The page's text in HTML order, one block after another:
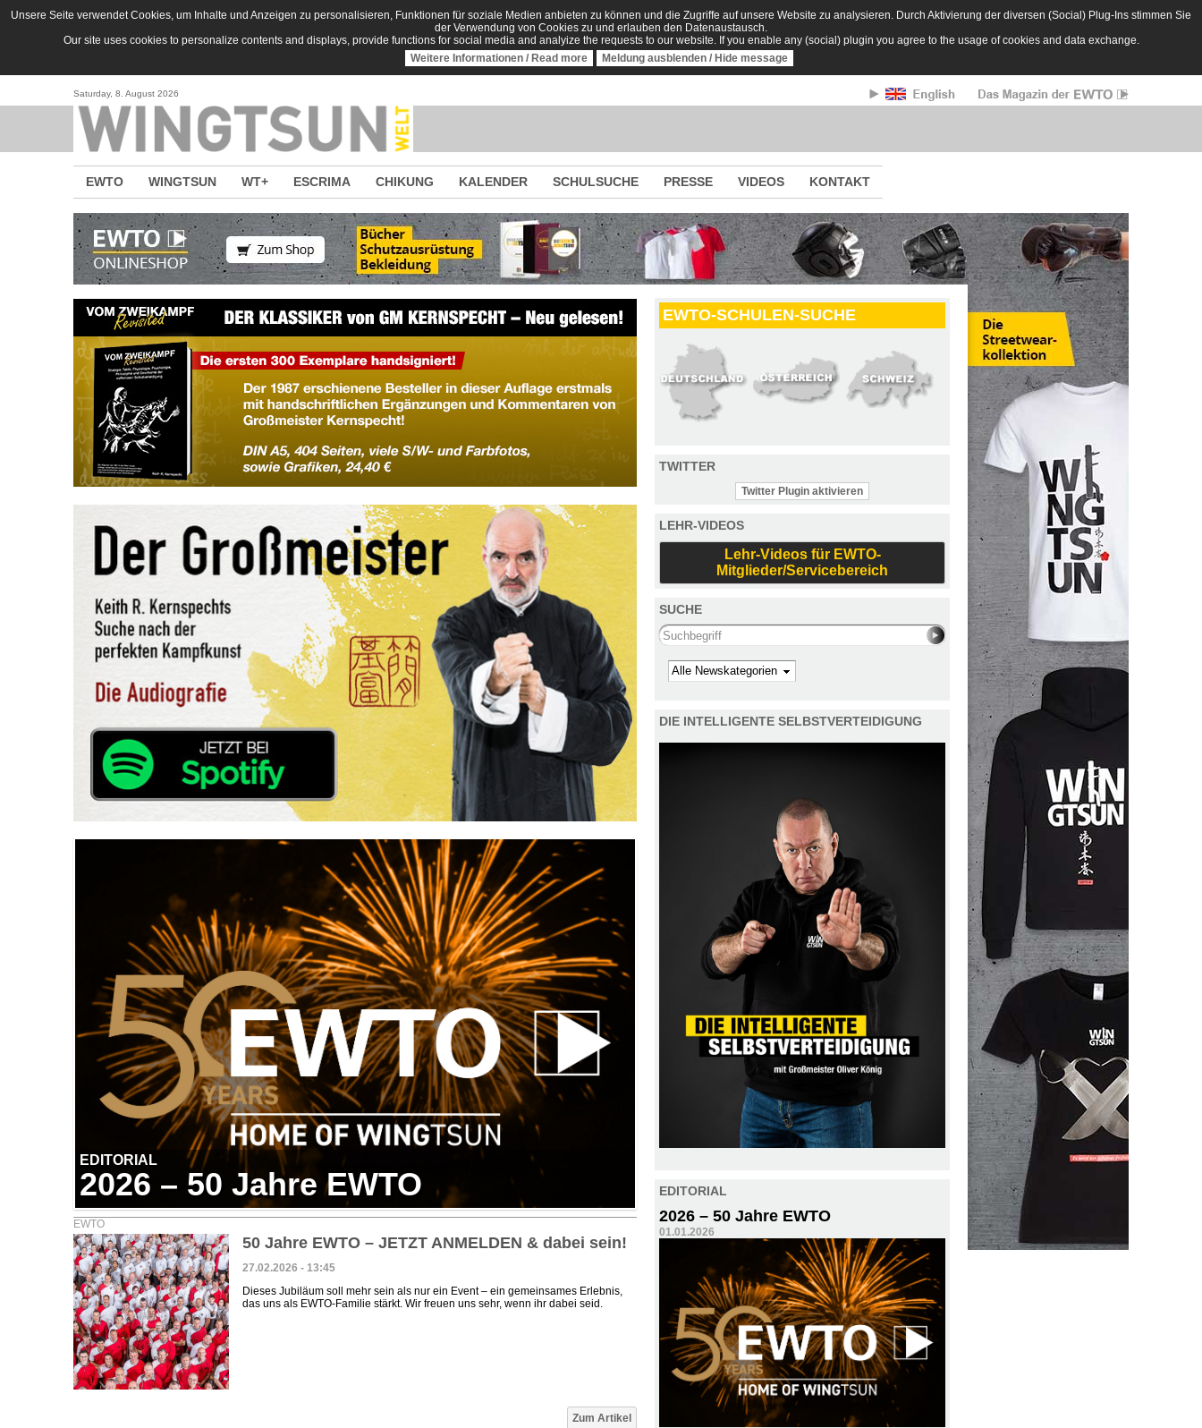
Direkt zum Inhalt
Unsere Seite verwendet Cookies, um Inhalte und Anzeigen zu personalisieren, Funktionen für soziale Medien anbieten zu können und die Zugriffe auf unsere Website zu analysieren. Durch Aktivierung der diversen (Social) Plug-Ins stimmen Sie
der Verwendung von Cookies zu und erlauben den Datenaustausch.
Our site uses cookies to personalize contents and displays, provide functions for social media and analyize the requests to our website. If you enable any (social) plugin you agree to the usage of cookies and data exchange.
Weitere Informationen / Read more
Meldung ausblenden / Hide message
Saturday, 8. August 2026
EWTO WINGTSUN WT+ ESCRIMA CHIKUNG KALENDER SCHULSUCHE PRESSE VIDEOS KONTAKT
EDITORIAL
2026 – 50 Jahre EWTO
EWTO
50 Jahre EWTO – JETZT ANMELDEN & dabei sein!
27.02.2026 - 13:45
Dieses Jubiläum soll mehr sein als nur ein Event – ein gemeinsames Erlebnis,
das uns als EWTO-Familie stärkt. Wir freuen uns sehr, wenn ihr dabei seid.
Zum Artikel
EWTO-SCHULEN-SUCHE
TWITTER
Twitter Plugin aktivieren
LEHR-VIDEOS
Lehr-Videos für EWTO-
Mitglieder/Servicebereich
SUCHE
Search this site
Kategorie
DIE INTELLIGENTE SELBSTVERTEIDIGUNG
EDITORIAL
2026 – 50 Jahre EWTO
01.01.2026